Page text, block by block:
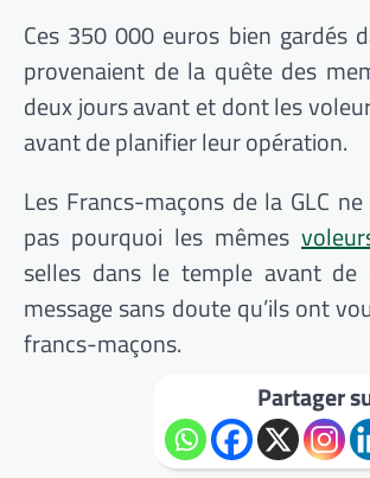
Ces 350 000 euros bien gardés
provenaient de la quête des
deux jours avant et dont les
avant de planifier leur opération.
Les Francs-maçons de la GLC
pas pourquoi les mêmes
selles dans le temple avant de
message sans doute qu’ils ont
francs-maçons.
Partager